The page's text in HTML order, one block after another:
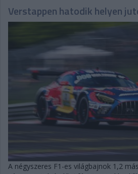
Verstappen hatodik helyen
A négyszeres F1-es világbajnok 1,2